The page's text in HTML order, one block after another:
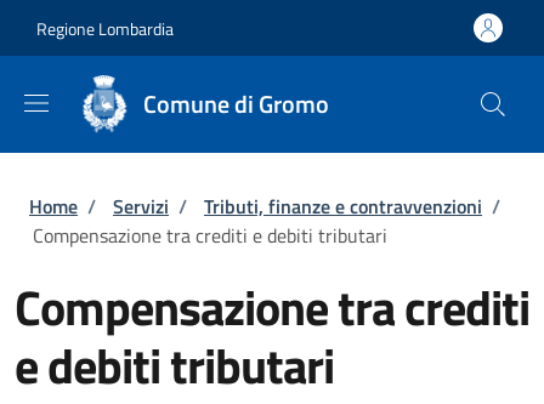
Regione Lombardia
Comune di Gromo
Briciole di pane
Home / Servizi / Tributi, finanze e contravvenzioni /
Compensazione tra crediti e debiti tributari
Compensazione tra crediti
e debiti tributari